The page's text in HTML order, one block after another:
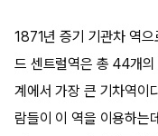
1871년 증기 기관차 역
드 센트럴역은 총 44개
계에서 가장 큰 기차역이
람들이 이 역을 이용하는